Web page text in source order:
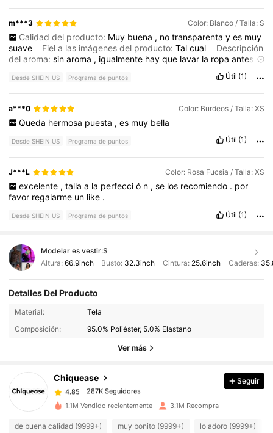
m***3 Color: Blanco / Talla: S
Calidad del producto: Muy buena , no transparenta y es muy
suave
Fiel a las imágenes del producto:Talcual
Descripción
del aroma:sinaroma , igualmente hayque lavar la ropaantes
Desde SHEIN US Programa de puntos Útil (1)
a***0 Color: Burdeos / Talla: XS
Queda hermosa puesta , es muy bella
Desde SHEIN US Programa de puntos Útil (1)
J***L Color: Rosa Fucsia / Talla: XS
excelente , talla a la perfecci ó n , se los recomiendo . por
favor regalarme un like .
Desde SHEIN US Programa de puntos Útil (1)
Modelar es vestir:S
Altura: 66.9inch Busto: 32.3inch Cintura: 25.6inch Caderas:
Detalles Del Producto
Material:
Tela
Composición:
95.0% Poliéster, 5.0% Elastano
Ver más
Chiquease
287K Seguidores
4.85
287K Seguidores
b***y pagó Hace 1 día
Seguir
1.1M Vendido recientemente 3.1M Recompra
de buena calidad (9999+) muy bonito (9999+) lo adoro (9999+)